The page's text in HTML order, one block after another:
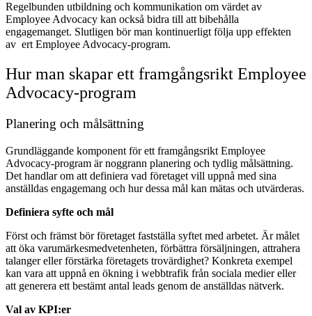
Regelbunden utbildning och kommunikation om värdet av
Employee Advocacy kan också bidra till att bibehålla
engagemanget. Slutligen bör man kontinuerligt följa upp effekten
av ert Employee Advocacy-program.
Hur man skapar ett framgångsrikt Employee
Advocacy-program
Planering och målsättning
Grundläggande komponent för ett framgångsrikt Employee
Advocacy-program är noggrann planering och tydlig målsättning.
Det handlar om att definiera vad företaget vill uppnå med sina
anställdas engagemang och hur dessa mål kan mätas och utvärderas.
Definiera syfte och mål
Först och främst bör företaget fastställa syftet med arbetet. Är målet
att öka varumärkesmedvetenheten, förbättra försäljningen, attrahera
talanger eller förstärka företagets trovärdighet? Konkreta exempel
kan vara att uppnå en ökning i webbtrafik från sociala medier eller
att generera ett bestämt antal leads genom de anställdas nätverk.
Val av KPI:er